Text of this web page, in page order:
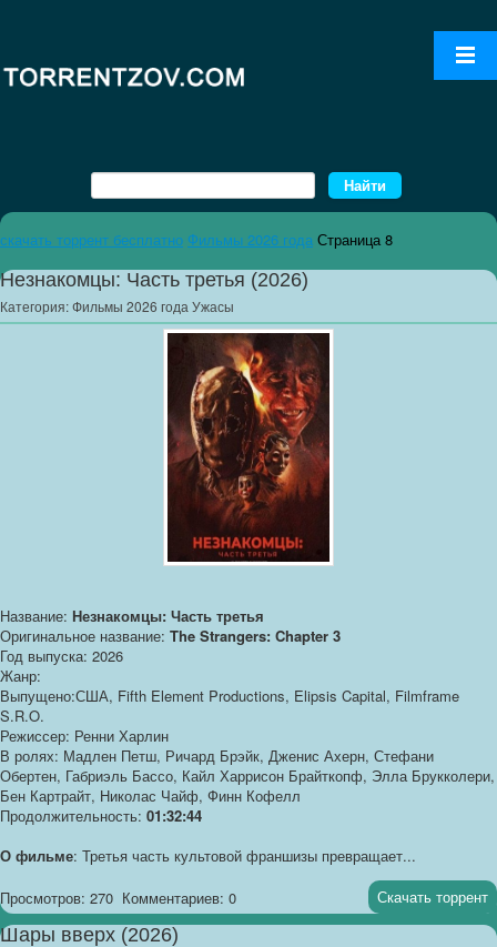
скачать торрент бесплатно Фильмы 2026 года Страница 8
Незнакомцы: Часть третья (2026)
Категория:Фильмы 2026 года Ужасы
Название: Незнакомцы: Часть третья
Оригинальное название: The Strangers: Chapter 3
Год выпуска: 2026
Жанр:
Выпущено:США, Fifth Element Productions, Elipsis Capital, Filmframe
S.R.O.
Режиссер: Ренни Харлин
В ролях: Мадлен Петш, Ричард Брэйк, Дженис Ахерн, Стефани
Обертен, Габриэль Бассо, Кайл Харрисон Брайткопф, Элла Брукколери,
Бен Картрайт, Николас Чайф, Финн Кофелл
Продолжительность: 01:32:44
О фильме: Третья часть культовой франшизы превращает...
Просмотров: 270 Комментариев: 0 Скачать торрент
Шары вверх (2026)